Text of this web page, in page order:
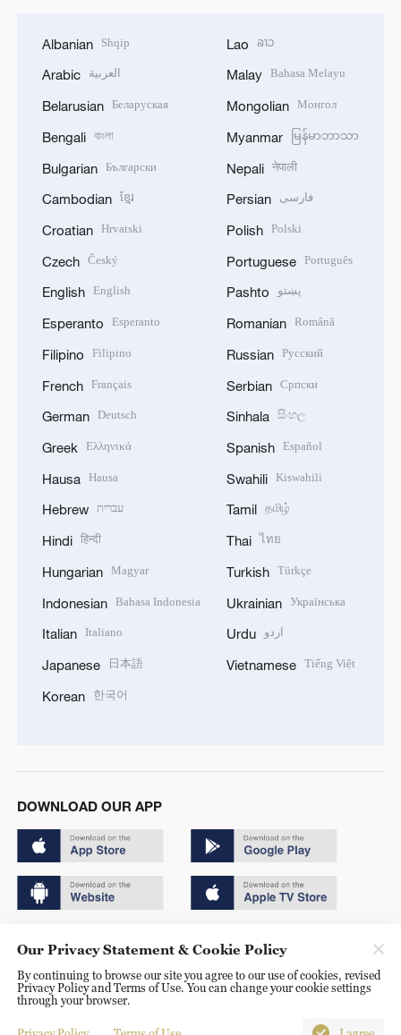
Albanian Shqip
Arabic العربية
Belarusian Беларуская
Bengali বাংলা
Bulgarian Български
Cambodian ខ្មែរ
Croatian Hrvatski
Czech Český
English English
Esperanto Esperanto
Filipino Filipino
French Français
German Deutsch
Greek Ελληνικά
Hausa Hausa
Hebrew עברית
Hindi हिन्दी
Hungarian Magyar
Indonesian Bahasa Indonesia
Italian Italiano
Japanese 日本語
Korean 한국어
Lao ລາວ
Malay Bahasa Melayu
Mongolian Монгол
Myanmar မြန်မာဘာသာ
Nepali नेपाली
Persian فارسی
Polish Polski
Portuguese Português
Pashto پښتو
Romanian Română
Russian Русский
Serbian Српски
Sinhala සිංහල
Spanish Español
Swahili Kiswahili
Tamil தமிழ்
Thai ไทย
Turkish Türkçe
Ukrainian Українська
Urdu اردو
Vietnamese Tiếng Việt
DOWNLOAD OUR APP
京ICP备20000184号
京公网安备 11010502050052号
Disinformation report hotline: 010-85061466
Our Privacy Statement & Cookie Policy
By continuing to browse our site you agree to our use of cookies, revised
Privacy Policy and Terms of Use. You can change your cookie settings
through your browser.